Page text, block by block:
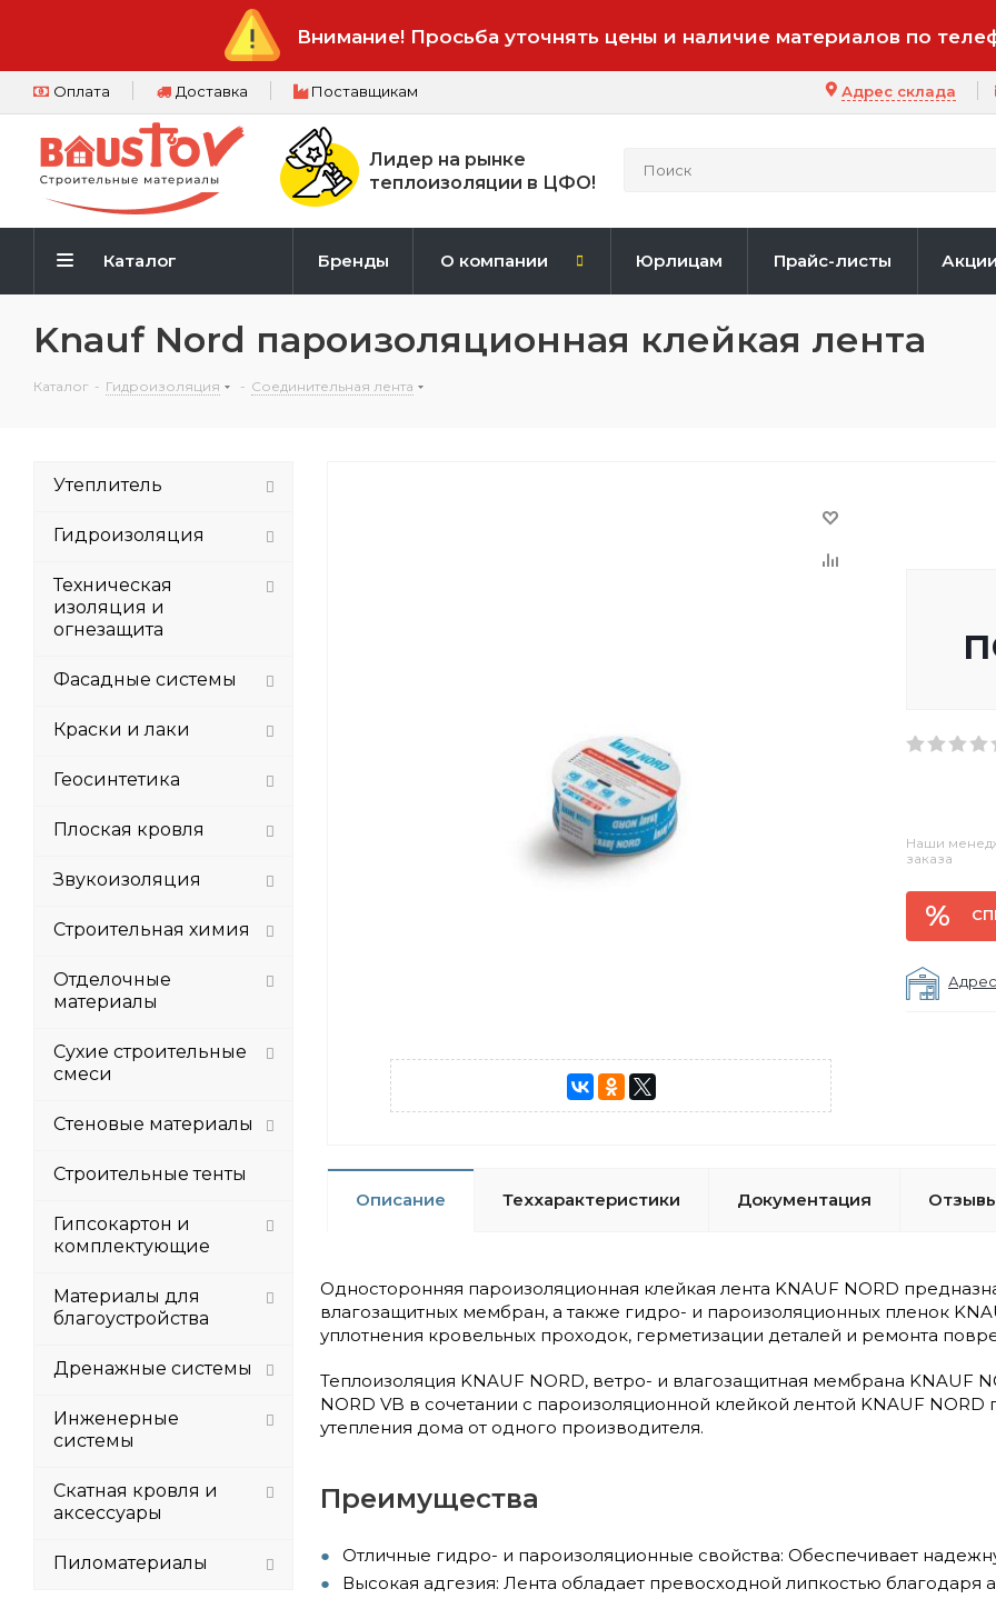
Внимание! Просьба уточнять цены и наличие материалов по
Оплата Доставка Поставщикам Адрес склада
Лидер на рынке
теплоизоляции в ЦФО!
Каталог Бренды О компании Юрлицам Прайс-листы
Knauf Nord пароизоляционная клейкая лента
Каталог - Гидроизоляция - Соединительная лента
Наши
заказа
Описание Теххарактеристики Документация
Односторонняя пароизоляционная клейкая лента KNAUF NORD
влагозащитных мембран, а также гидро- и пароизоляционных пленок
уплотнения кровельных проходок, герметизации деталей и ремонта
Теплоизоляция KNAUF NORD, ветро- и влагозащитная мембрана KNAUF
NORD VB в сочетании с пароизоляционной клейкой лентой KNAUF
утепления дома от одного производителя.
Преимущества
Отличные гидро- и пароизоляционные свойства: Обеспечивает
Высокая адгезия: Лента обладает превосходной липкостью благодаря
Утеплитель
Гидроизоляция
Техническая
изоляция и
огнезащита
Фасадные системы
Краски и лаки
Геосинтетика
Плоская кровля
Звукоизоляция
Строительная химия
Отделочные
материалы
Сухие строительные
смеси
Стеновые материалы
Строительные тенты
Гипсокартон и
комплектующие
Материалы для
благоустройства
Дренажные системы
Инженерные
системы
Скатная кровля и
аксессуары
Пиломатериалы